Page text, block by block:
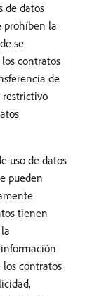
de datos
prohíben la
se
contratos
de
restrictivo
uso de datos
pueden
tienen
contratos